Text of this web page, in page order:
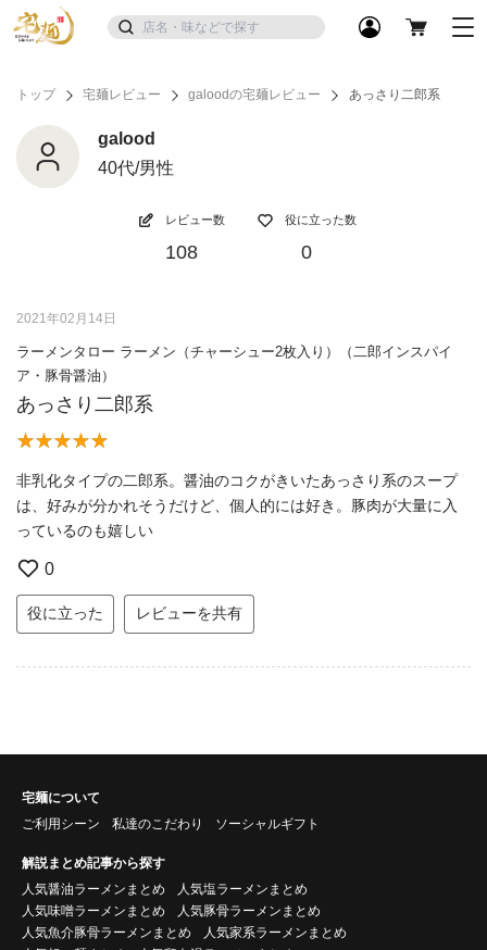
トップ 宅麺レビュー galoodの宅麺レビュー あっさり二郎系
galood
40代/男性
レビュー数
108
役に立った数
0
2021年02月14日
ラーメンタロー ラーメン（チャーシュー2枚入り）（二郎インスパイ
ア・豚骨醤油）
あっさり二郎系
非乳化タイプの二郎系。醤油のコクがきいたあっさり系のスープ
は、好みが分かれそうだけど、個人的には好き。豚肉が大量に入
っているのも嬉しい
0
役に立った レビューを共有
宅麺について
ご利用シーン
私達のこだわり ソーシャルギフト
解説まとめ記事から探す
人気醤油ラーメンまとめ
人気塩ラーメンまとめ
人気味噌ラーメンまとめ
人気豚骨ラーメンまとめ
人気魚介豚骨ラーメンまとめ
人気家系ラーメンまとめ